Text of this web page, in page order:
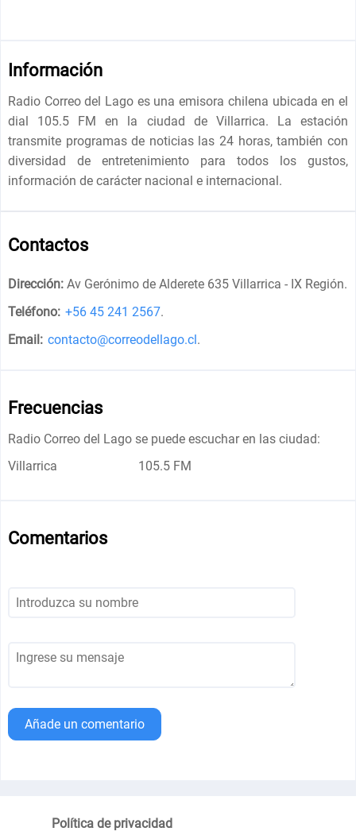
Información
Radio Correo del Lago es una emisora chilena ubicada en el
dial 105.5 FM en la ciudad de Villarrica. La estación
transmite programas de noticias las 24 horas, también con
diversidad de entretenimiento para todos los gustos,
información de carácter nacional e internacional.
Contactos
Dirección: Av Gerónimo de Alderete 635 Villarrica - IX Región.
Teléfono: +56 45 241 2567.
Email: contacto@correodellago.cl.
Frecuencias
Radio Correo del Lago se puede escuchar en las ciudad:
Villarrica
105.5 FM
Comentarios
Añade un comentario
Política de privacidad